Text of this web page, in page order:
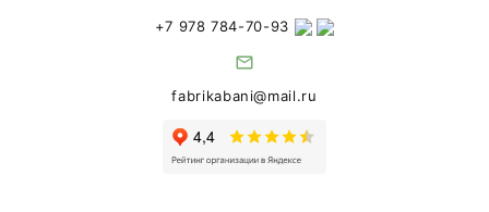
+7 978 784-70-93
fabrikabani@mail.ru